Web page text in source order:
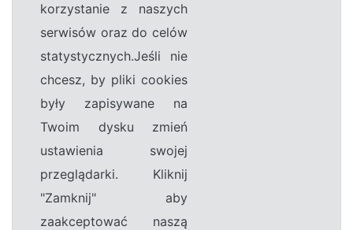
korzystanie z naszych
serwisów oraz do celów
statystycznych.Jeśli nie
chcesz, by pliki cookies
były zapisywane na
Twoim dysku zmień
ustawienia swojej
przeglądarki. Kliknij
"Zamknij" aby
zaakceptować naszą